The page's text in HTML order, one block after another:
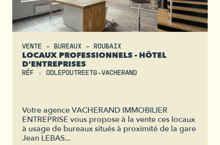
VENTE - BUREAUX - ROUBAIX
LOCAUX PROFESSIONNELS - HÔTEL
D'ENTREPRISES
RÉF : ODLEPOUTREETG-VACHERAND
Votre agence VACHERAND IMMOBILIER
ENTREPRISE vous propose à la vente ces locaux
à usage de bureaux situés à proximité de la gare
Jean LEBAS...